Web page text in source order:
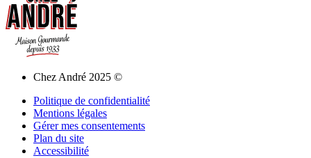
Chez André 2025 ©
Politique de confidentialité
Mentions légales
Gérer mes consentements
Plan du site
Accessibilité